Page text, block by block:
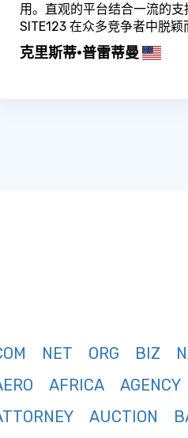
用。直观的平台结合一流的支
SITE123 在众多竞争者中脱颖
克里斯蒂·普雷蒂曼
NET ORG BIZ
AFRICA AGENCY
AUCTION